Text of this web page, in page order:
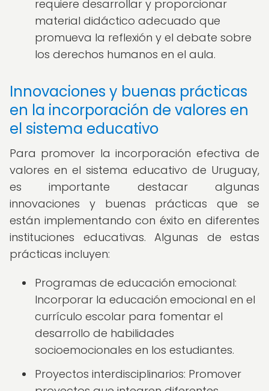
requiere desarrollar y proporcionar
material didáctico adecuado que
promueva la reflexión y el debate sobre
los derechos humanos en el aula.
Innovaciones y buenas prácticas
en la incorporación de valores en
el sistema educativo
Para promover la incorporación efectiva de
valores en el sistema educativo de Uruguay,
es importante destacar algunas
innovaciones y buenas prácticas que se
están implementando con éxito en diferentes
instituciones educativas. Algunas de estas
prácticas incluyen:
Programas de educación emocional:
Incorporar la educación emocional en el
currículo escolar para fomentar el
desarrollo de habilidades
socioemocionales en los estudiantes.
Proyectos interdisciplinarios: Promover